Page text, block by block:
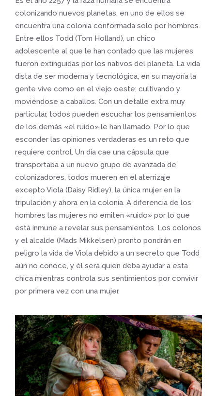
colonizando nuevos planetas, en uno de ellos se
encuentra una colonia conformada solo por hombres.
Entre ellos Todd (Tom Holland), un chico
adolescente al que le han contado que las mujeres
fueron extinguidas por los nativos del planeta. La vida
dista de ser moderna y tecnológica, en su mayoría la
gente vive como en el viejo oeste; cultivando y
moviéndose a caballos. Con un detalle extra muy
particular, todos pueden escuchar los pensamientos
de los demás «el ruido» le han llamado. Por lo que
esconder las opiniones verdaderas es un reto que
requiere control. Un día cae una cápsula que
transportaba a un nuevo grupo de avanzada de
colonizadores, todos mueren en el aterrizaje
excepto Viola (Daisy Ridley), la única mujer en la
tripulación y ahora en la colonia. A diferencia de los
hombres las mujeres no emiten «ruido» por lo que
está inmune a revelar sus pensamientos. Los colonos
y el alcalde (Mads Mikkelsen) pronto pondrán en
peligro la vida de Viola debido a un secreto que Todd
aún no conoce, y él será quien deba ayudar a esta
chica mientras controla sus sentimientos por convivir
por primera vez con una mujer.